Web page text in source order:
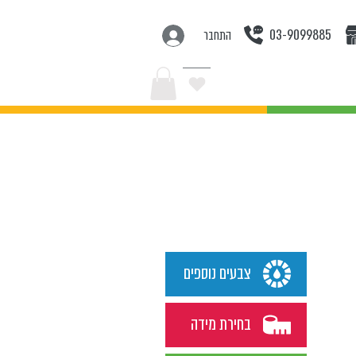
התחבר 03-9099885
צבעים נוספים
בחירת מידה